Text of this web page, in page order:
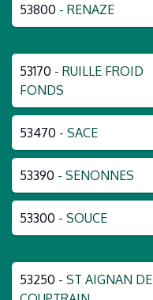
53800 - RENAZE
53170 - RUILLE FROID
FONDS
53470 - SACE
53390 - SENONNES
53300 - SOUCE
53250 - ST AIGNAN DE